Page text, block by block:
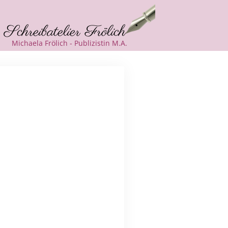
Schreibatelier Frölich
Michaela Frölich - Publizistin M.A.